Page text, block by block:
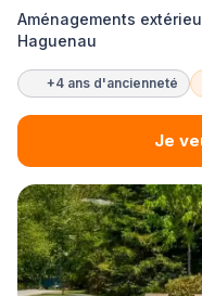
Aménagements
Haguenau
+4 ans d'ancienneté
Je